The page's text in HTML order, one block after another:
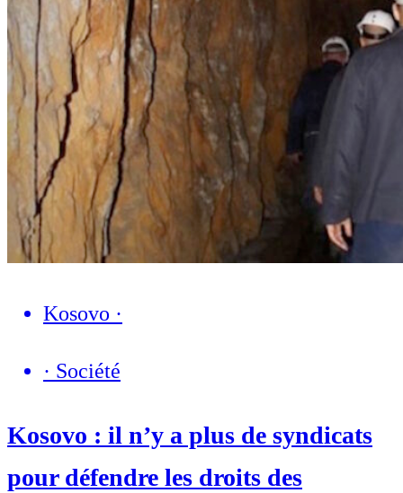
Kosovo ·
· Société
Kosovo : il n’y a plus de syndicats
pour défendre les droits des